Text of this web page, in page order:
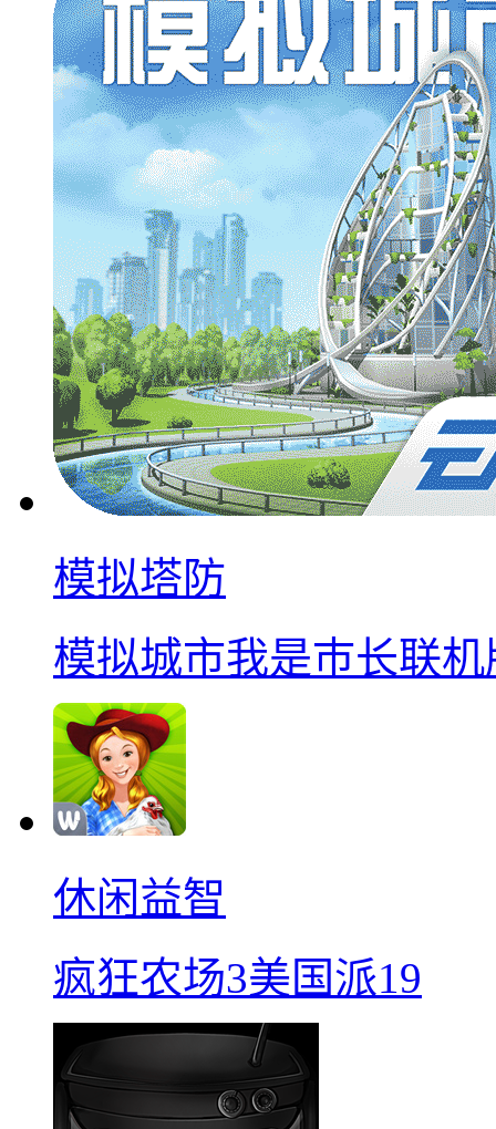
模拟塔防
模拟城市我是巿长联机
休闲益智
疯狂农场3美国派19